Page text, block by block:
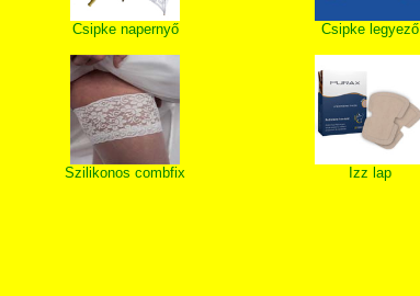
Csipke napernyő Csipke legyező
Szilikonos combfix Izz lap